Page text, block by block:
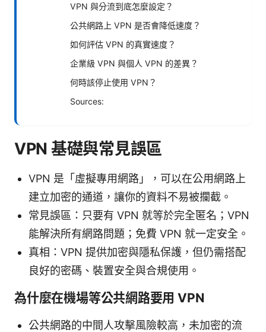
VPN 與分流到底怎麼設定？
公共網路上 VPN 是否會降低速度？
如何評估 VPN 的真實速度？
企業級 VPN 與個人 VPN 的差異？
何時該停止使用 VPN？
Sources:
VPN 基礎與常見誤區
VPN 是「虛擬專用網路」，可以在公用網路上
建立加密的通道，讓你的資料不易被攔截。
常見誤區：只要有 VPN 就等於完全匿名；VPN
能解決所有網路問題；免費 VPN 就一定安全。
真相：VPN 提供加密與隱私保護，但仍需搭配
良好的密碼、裝置安全與合規使用。
為什麼在機場等公共網路要用 VPN
公共網路的中間人攻擊風險較高，未加密的流